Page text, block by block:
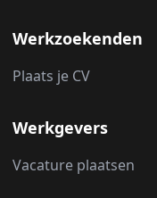
Werkzoekenden
Plaats je CV
Werkgevers
Vacature plaatsen